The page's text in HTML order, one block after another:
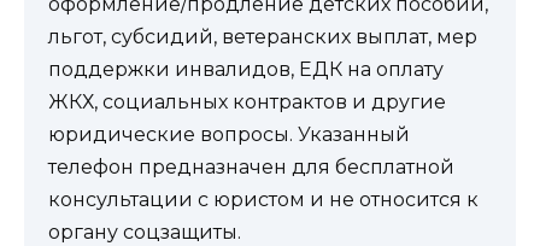
льгот, субсидий, ветеранских выплат, мер
поддержки инвалидов, ЕДК на оплату
ЖКХ, социальных контрактов и другие
юридические вопросы. Указанный
телефон предназначен для бесплатной
консультации с юристом и не относится к
органу соцзащиты.